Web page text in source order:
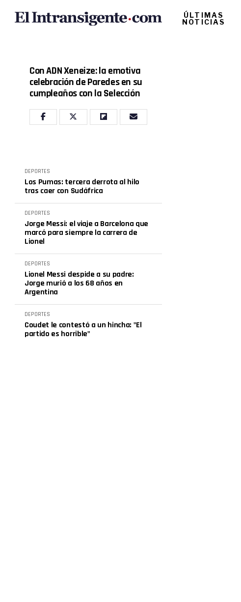
ÚLTIMAS
NOTICIAS
Con ADN Xeneize: la emotiva
celebración de Paredes en su
cumpleaños con la Selección
DEPORTES
Los Pumas: tercera derrota al hilo
tras caer con Sudáfrica
DEPORTES
Jorge Messi: el viaje a Barcelona que
marcó para siempre la carrera de
Lionel
DEPORTES
Lionel Messi despide a su padre:
Jorge murió a los 68 años en
Argentina
DEPORTES
Coudet le contestó a un hincha: "El
partido es horrible"